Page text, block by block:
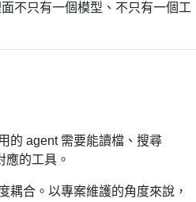
不只有一個模型、不只有一個工
的 agent 需要能讀檔、搜尋
的工具。
耦合。以專案維護的角度來說，